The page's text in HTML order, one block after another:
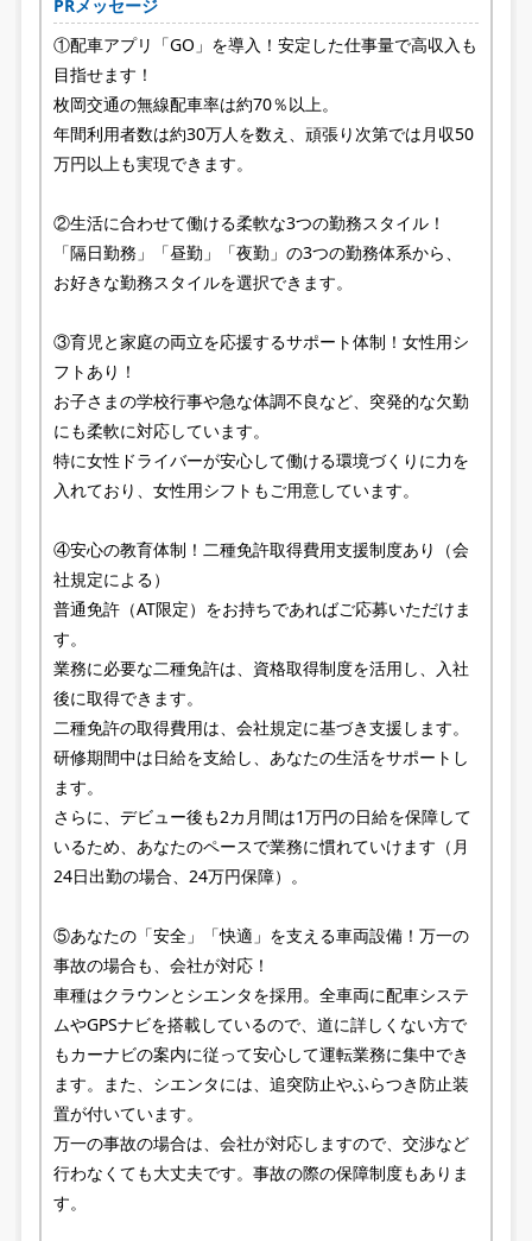
PRメッセージ
①配車アプリ「GO」を導入！安定した仕事量で高収入も
目指せます！
枚岡交通の無線配車率は約70％以上。
年間利用者数は約30万人を数え、頑張り次第では月収50
万円以上も実現できます。
②生活に合わせて働ける柔軟な3つの勤務スタイル！
「隔日勤務」「昼勤」「夜勤」の3つの勤務体系から、
お好きな勤務スタイルを選択できます。
③育児と家庭の両立を応援するサポート体制！女性用シ
フトあり！
お子さまの学校行事や急な体調不良など、突発的な欠勤
にも柔軟に対応しています。
特に女性ドライバーが安心して働ける環境づくりに力を
入れており、女性用シフトもご用意しています。
④安心の教育体制！二種免許取得費用支援制度あり（会
社規定による）
普通免許（AT限定）をお持ちであればご応募いただけま
す。
業務に必要な二種免許は、資格取得制度を活用し、入社
後に取得できます。
二種免許の取得費用は、会社規定に基づき支援します。
研修期間中は日給を支給し、あなたの生活をサポートし
ます。
さらに、デビュー後も2カ月間は1万円の日給を保障して
いるため、あなたのペースで業務に慣れていけます（月
24日出勤の場合、24万円保障）。
⑤あなたの「安全」「快適」を支える車両設備！万一の
事故の場合も、会社が対応！
車種はクラウンとシエンタを採用。全車両に配車システ
ムやGPSナビを搭載しているので、道に詳しくない方で
もカーナビの案内に従って安心して運転業務に集中でき
ます。また、シエンタには、追突防止やふらつき防止装
置が付いています。
万一の事故の場合は、会社が対応しますので、交渉など
行わなくても大丈夫です。事故の際の保障制度もありま
す。